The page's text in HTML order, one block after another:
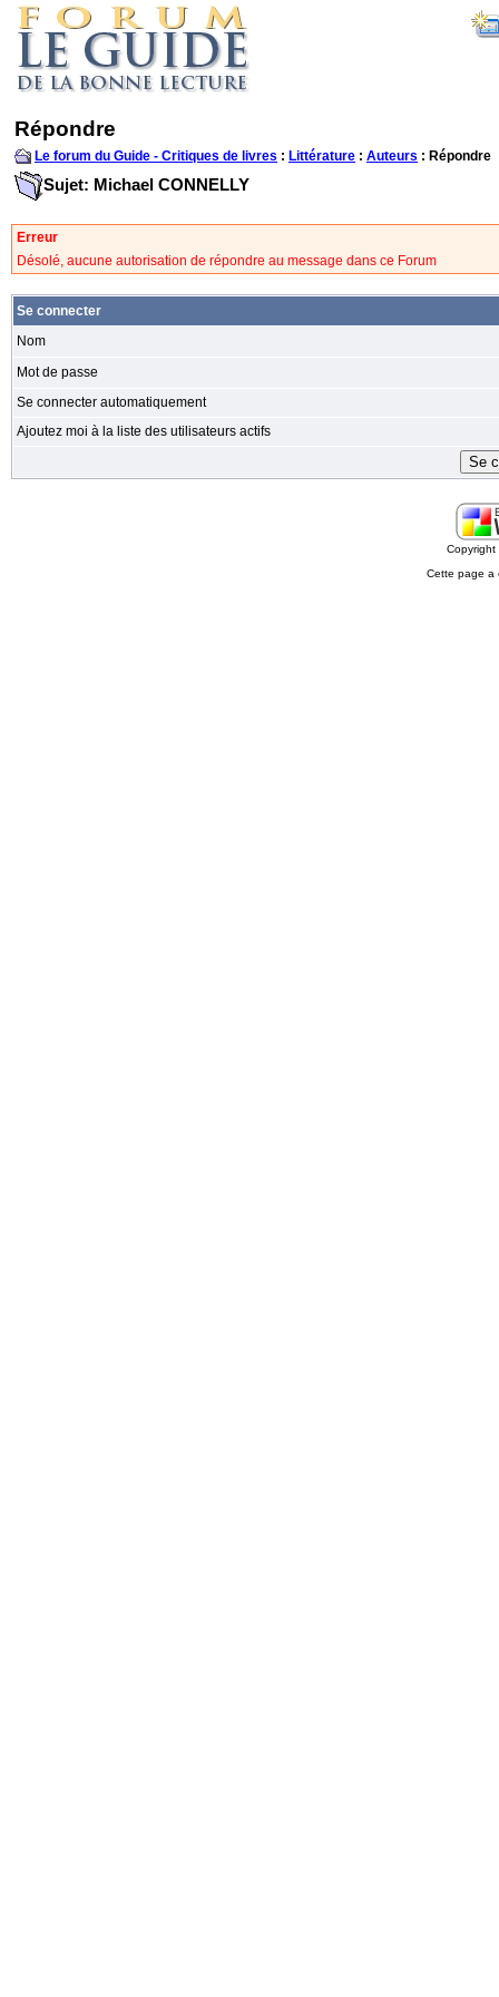
Répondre
Le forum du Guide - Critiques de livres : Littérature : Auteurs : Répondre
Sujet: Michael CONNELLY
Erreur
Désolé, aucune autorisation de répondre au message dans ce Forum
Se connecter
Nom
Mot de passe
Se connecter automatiquement
Ajoutez moi à la liste des utilisateurs actifs
Cette page a